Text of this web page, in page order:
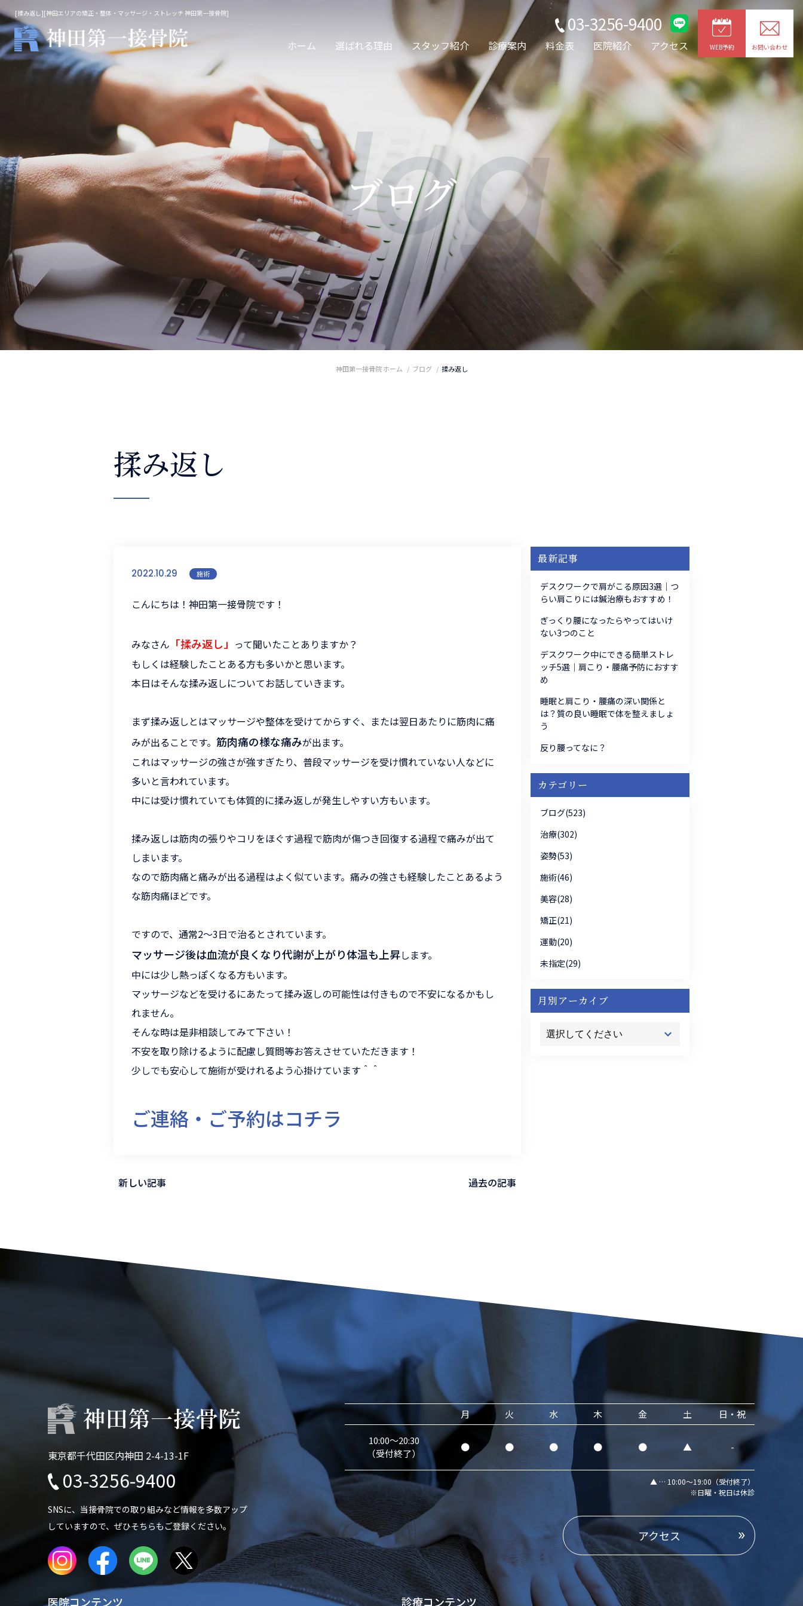
[揉み返し][神田エリアの矯正・整体・マッサージ・ストレッチ 神田第一接骨院] 03-3256-9400
ホーム 選ばれる理由 スタッフ紹介 診療案内
整体・鍼灸 マッサージ・保険診療 交通事故 JOYトレ・キャビプロ
院長施術 不眠治療・頭痛治療 カッピング・ストレッチ
整体コラム
料金表 医院紹介 アクセス WEB予約 お問い合わせ
Blog
ブログ
神田第一接骨院 ホーム ブログ 揉み返し
揉み返し
2022.10.29 施術
こんにちは！神田第一接骨院です！
みなさん 「揉み返し」 って聞いたことありますか？
もしくは経験したことある方も多いかと思います。
本日はそんな揉み返しについてお話していきます。
まず揉み返しとはマッサージや整体を受けてからすぐ、または翌日あたりに筋肉に痛
みが出ることです。 筋肉痛の様な痛みが出ます。
これはマッサージの強さが強すぎたり、普段マッサージを受け慣れていない人などに
多いと言われています。
中には受け慣れていても体質的に揉み返しが発生しやすい方もいます。
揉み返しは筋肉の張りやコリをほぐす過程で筋肉が傷つき回復する過程で痛みが出て
しまいます。
なので筋肉痛と痛みが出る過程はよく似ています。痛みの強さも経験したことあるよう
な筋肉痛ほどです。
ですので、通常2～3日で治るとされています。
マッサージ後は血流が良くなり代謝が上がり体温も上昇します。
中には少し熱っぽくなる方もいます。
マッサージなどを受けるにあたって揉み返しの可能性は付きもので不安になるかもし
れません。
そんな時は是非相談してみて下さい！
不安を取り除けるように配慮し質問等お答えさせていただきます！
少しでも安心して施術が受けれるよう心掛けています＾＾
ご連絡・ご予約はコチラ
新しい記事 過去の記事
最新記事
デスクワークで肩がこる原因3選｜つ
らい肩こりには鍼治療もおすすめ！
ぎっくり腰になったらやってはいけ
ない3つのこと
デスクワーク中にできる簡単ストレ
ッチ5選｜肩こり・腰痛予防におすす
め
睡眠と肩こり・腰痛の深い関係と
は？質の良い睡眠で体を整えましょ
う
反り腰ってなに？
カテゴリー
ブログ(523)
治療(302)
姿勢(53)
施術(46)
美容(28)
矯正(21)
運動(20)
未指定(29)
月別アーカイブ
東京都千代田区内神田 2-4-13-1F
03-3256-9400
SNSに、当接骨院での取り組みなど情報を多数アップ
していますので、 ぜひそちらもご登録ください。
月 火 水 木 金 土 日・祝
10:00～20:30
（受付終了）
● ● ● ● ● ▲ -
▲ … 10:00～19:00（受付終了）
※日曜・祝日は休診
アクセス
医院コンテンツ 診療コンテンツ